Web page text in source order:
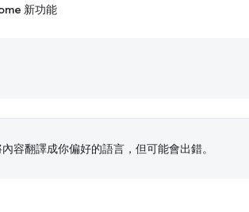
新功能
容翻譯成你偏好的語言，但可能會出錯。